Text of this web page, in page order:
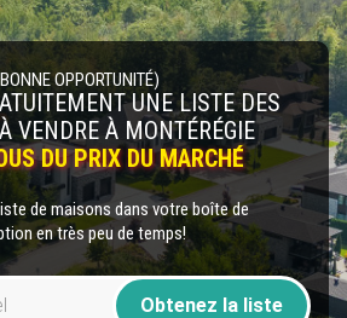
OPPORTUNITÉ)
UNE LISTE DES
VENDRE À MONTÉRÉGIE
DU PRIX DU MARCHÉ
de maisons dans votre boîte de
en très peu de temps!
Obtenez la liste